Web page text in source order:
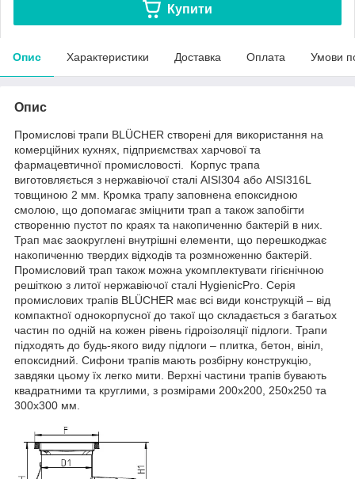
Купити
Опис Характеристики Доставка Оплата Умови
Опис
Промислові трапи BLÜCHER створені для використання на
комерційних кухнях, підприємствах харчової та
фармацевтичної промисловості. Корпус трапа
виготовляється з нержавіючої сталі AISI304 або AISI316L
товщиною 2 мм. Кромка трапу заповнена епоксидною
смолою, що допомагає зміцнити трап а також запобігти
створенню пустот по краях та накопиченню бактерій в них.
Трап має заокруглені внутрішні елементи, що перешкоджає
накопиченню твердих відходів та розмноженню бактерій.
Промисловий трап також можна укомплектувати гігієнічною
решіткою з литої нержавіючої сталі HygienicPro. Серія
промислових трапів BLÜCHER має всі види конструкцій – від
компактної однокорпусної до такої що складається з багатьох
частин по одній на кожен рівень гідроізоляції підлоги. Трапи
підходять до будь-якого виду підлоги – плитка, бетон, вініл,
епоксидний. Сифони трапів мають розбірну конструкцію,
завдяки цьому їх легко мити. Верхні частини трапів бувають
квадратними та круглими, з розмірами 200х200, 250х250 та
300х300 мм.